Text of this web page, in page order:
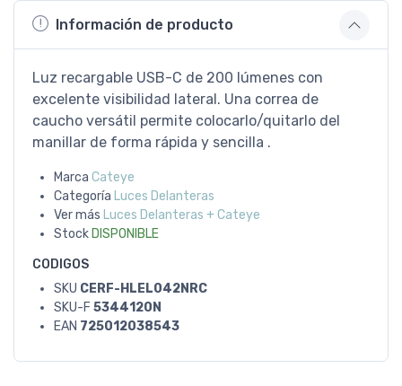
Información de producto
Luz recargable USB-C de 200 lúmenes con
excelente visibilidad lateral. Una correa de
caucho versátil permite colocarlo/quitarlo del
manillar de forma rápida y sencilla .
Marca Cateye
Categoría Luces Delanteras
Ver más Luces Delanteras + Cateye
Stock DISPONIBLE
CODIGOS
SKU CERF-HLEL042NRC
SKU-F 5344120N
EAN 725012038543